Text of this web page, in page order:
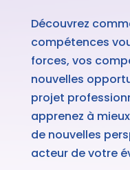
Découvrez
compétences
forces, vos
nouvelles
projet
apprenez à
de nouvelles
acteur de votre